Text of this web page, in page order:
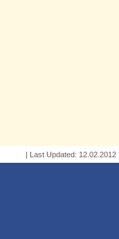
| Last Updated: